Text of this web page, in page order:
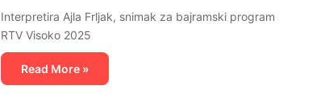
Interpretira Ajla Frljak, snimak za bajramski program
RTV Visoko 2025
Read More »